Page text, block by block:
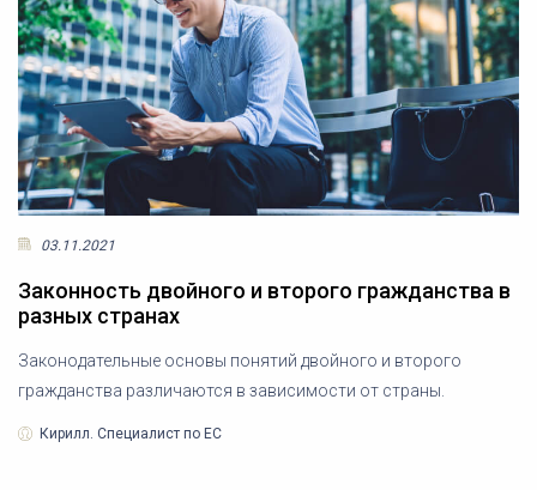
03.11.2021
Законность двойного и второго гражданства в
разных странах
Законодательные основы понятий двойного и второго
гражданства различаются в зависимости от страны.
Кирилл. Специалист по ЕС